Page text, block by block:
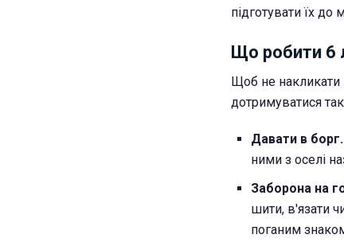
підготувати їх
Що робити 6
Щоб не накликати
дотримуватися
Давати в борг.
ними з оселі
Заборона на
шити, в'язати
поганим